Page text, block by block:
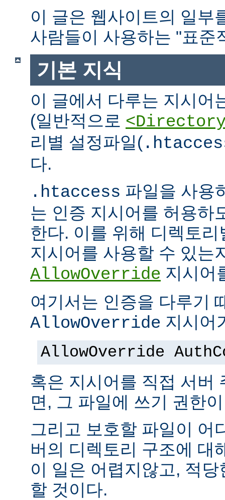
이 글은 웹사이트의 일부
사람들이 사용하는 "표준
기본 지식
이 글에서 다루는 지시어
(일반적으로
리별 설정파일(
다.
.htaccess 파일을 사용
는 인증 지시어를 허용하
한다. 이를 위해 디렉토
지시어를 사용할 수 있는
AllowOverride 지시어
여기서는 인증을 다루기
AllowOverride 지시어
AllowOverride
혹은 지시어를 직접 서버
면, 그 파일에 쓰기 권한
그리고 보호할 파일이 어
버의 디렉토리 구조에 대
이 일은 어렵지않고, 적
할 것이다.